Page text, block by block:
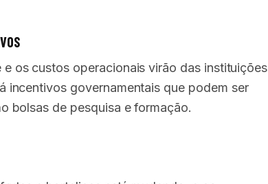
os custos operacionais virão das instituições
incentivos governamentais que podem ser
bolsas de pesquisa e formação.